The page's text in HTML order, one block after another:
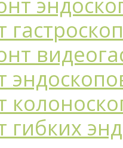
гибких